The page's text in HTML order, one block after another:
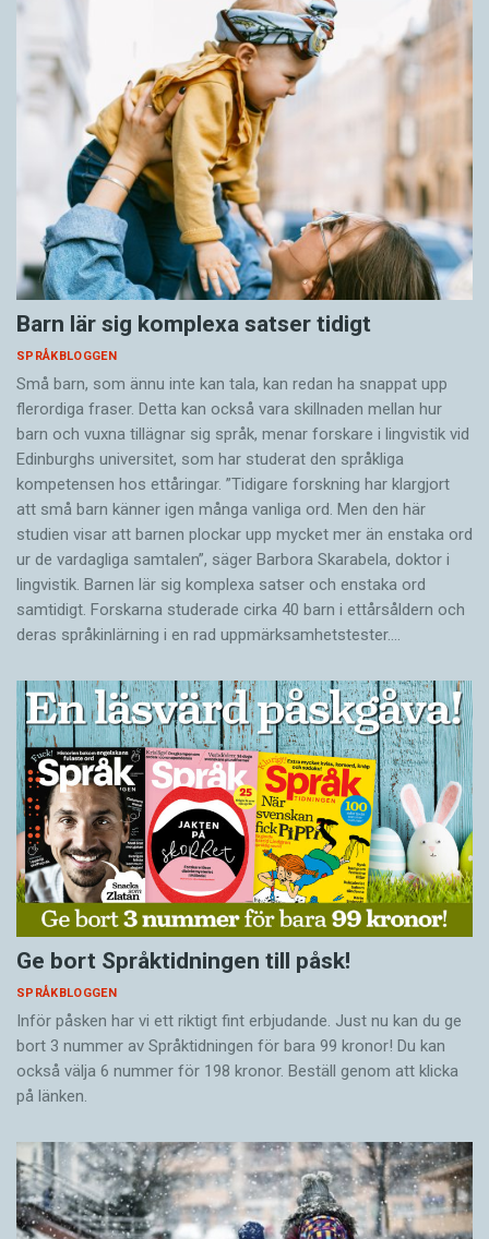
Barn lär sig komplexa satser tidigt
SPRÅKBLOGGEN
Små barn, som ännu inte kan tala, kan redan ha snappat upp
flerordiga fraser. Detta kan också vara skillnaden mellan hur
barn och vuxna tillägnar sig språk, menar forskare i lingvistik vid
Edinburghs universitet, som har studerat den språkliga
kompetensen hos ettåringar. ”Tidigare forskning har klargjort
att små barn känner igen många vanliga ord. Men den här
studien visar att barnen plockar upp mycket mer än enstaka ord
ur de vardagliga samtalen”, säger Barbora Skarabela, doktor i
lingvistik. Barnen lär sig komplexa satser och enstaka ord
samtidigt. Forskarna studerade cirka 40 barn i ettårsåldern och
deras språkinlärning i en rad uppmärksamhetstester.…
Ge bort Språktidningen till påsk!
SPRÅKBLOGGEN
Inför påsken har vi ett riktigt fint erbjudande. Just nu kan du ge
bort 3 nummer av Språktidningen för bara 99 kronor! Du kan
också välja 6 nummer för 198 kronor. Beställ genom att klicka
på länken.